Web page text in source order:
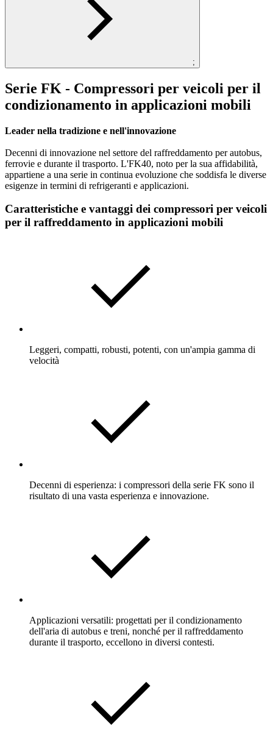
;
Serie FK - Compressori per veicoli per il
condizionamento in applicazioni mobili
Leader nella tradizione e nell'innovazione
Decenni di innovazione nel settore del raffreddamento per autobus,
ferrovie e durante il trasporto. L'FK40, noto per la sua affidabilità,
appartiene a una serie in continua evoluzione che soddisfa le diverse
esigenze in termini di refrigeranti e applicazioni.
Caratteristiche e vantaggi dei compressori per veicoli
per il raffreddamento in applicazioni mobili
Leggeri, compatti, robusti, potenti, con un'ampia gamma di
velocità
Decenni di esperienza: i compressori della serie FK sono il
risultato di una vasta esperienza e innovazione.
Applicazioni versatili: progettati per il condizionamento
dell'aria di autobus e treni, nonché per il raffreddamento
durante il trasporto, eccellono in diversi contesti.